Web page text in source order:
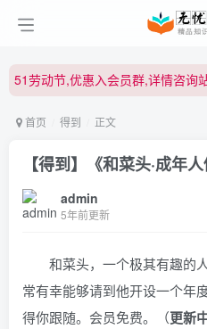
51劳动节,优惠入会员群,详情咨询
51劳动节,优惠入会员群,详情咨询
首页 得到 正文
【得到】《和菜头·成年
admin
5年前更新
和菜头，一个极其有趣的
常有幸能够请到他开设一个年
得你跟随。会员免费。（更新